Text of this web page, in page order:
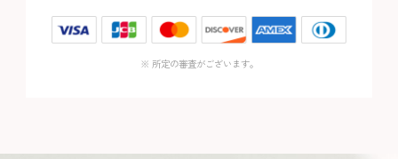
※ 所定の審査がございます。